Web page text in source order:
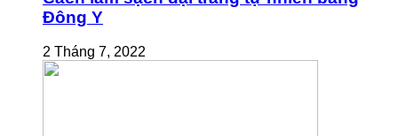
Đông Y
2 Tháng 7, 2022